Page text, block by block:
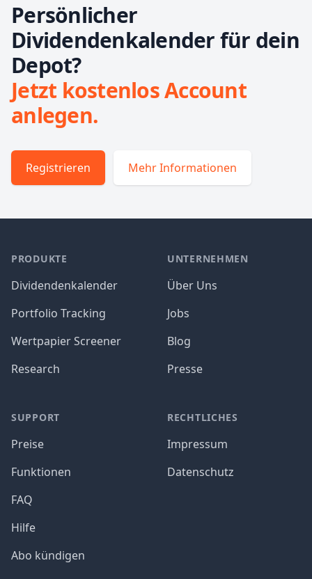
Persönlicher
Dividendenkalender für dein
Depot?
Jetzt kostenlos Account
anlegen.
Registrieren Mehr Informationen
PRODUKTE
Dividendenkalender
Portfolio Tracking
Wertpapier Screener
Research
SUPPORT
Preise
Funktionen
FAQ
Hilfe
Abo kündigen
UNTERNEHMEN
Über Uns
Jobs
Blog
Presse
RECHTLICHES
Impressum
Datenschutz